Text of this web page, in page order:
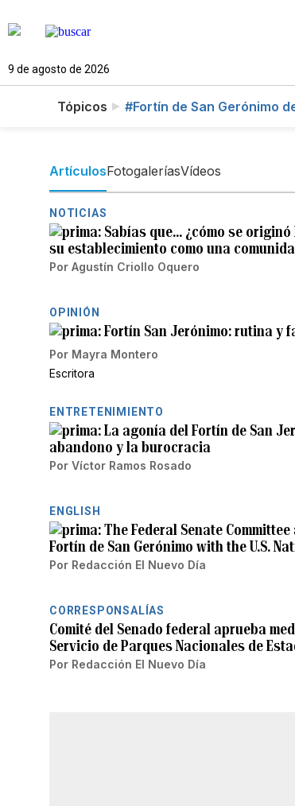
9 de agosto de 2026
Tópicos #Fortín de San Gerónimo
ArtículosFotogaleríasVídeos
NOTICIAS
Sabías que… ¿cómo se
su establecimiento como una
Por Agustín Criollo Oquero
OPINIÓN
Fortín San Jerónimo: rutina y
Por Mayra Montero
Escritora
ENTRETENIMIENTO
La agonía del Fortín de San
abandono y la burocracia
Por Víctor Ramos Rosado
ENGLISH
The Federal Senate
Fortín de San Gerónimo with the U.S.
Por Redacción El Nuevo Día
CORRESPONSALÍAS
Comité del Senado federal aprueba
Servicio de Parques Nacionales de
Por Redacción El Nuevo Día